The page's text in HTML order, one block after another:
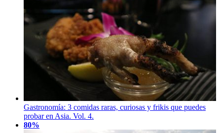
Gastronomía: 3 comidas raras, curiosas y frikis que puedes
probar en Asia. Vol. 4.
80%